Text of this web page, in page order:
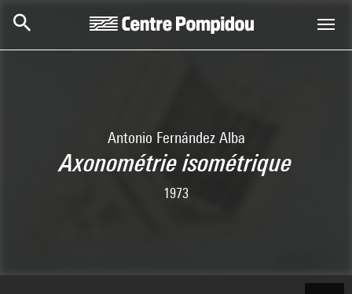
Antonio Fernández Alba
Axonométrie isométrique
1973